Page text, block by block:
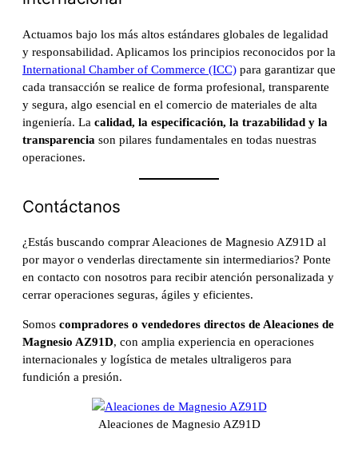
Actuamos bajo los más altos estándares globales de legalidad
y responsabilidad. Aplicamos los principios reconocidos por la
International Chamber of Commerce (ICC) para garantizar que
cada transacción se realice de forma profesional, transparente
y segura, algo esencial en el comercio de materiales de alta
ingeniería. La calidad, la especificación, la trazabilidad y la
transparencia son pilares fundamentales en todas nuestras
operaciones.
Contáctanos
¿Estás buscando comprar Aleaciones de Magnesio AZ91D al
por mayor o venderlas directamente sin intermediarios? Ponte
en contacto con nosotros para recibir atención personalizada y
cerrar operaciones seguras, ágiles y eficientes.
Somos compradores o vendedores directos de Aleaciones de
Magnesio AZ91D, con amplia experiencia en operaciones
internacionales y logística de metales ultraligeros para
fundición a presión.
Aleaciones de Magnesio AZ91D